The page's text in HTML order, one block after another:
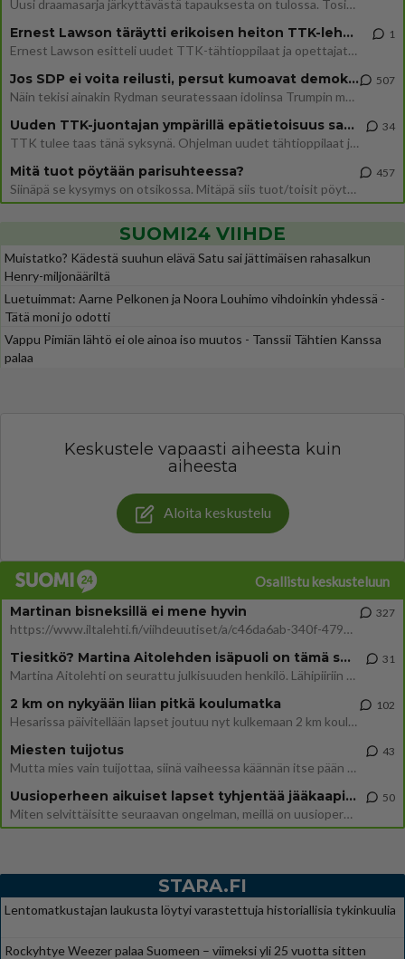
Uusi draamasarja järkyttävästä tapauksesta on tulossa. Tositapahtumiin perustuva sarja ammentaa vuoden 1986 Mikkelin pan
Ernest Lawson täräytti erikoisen heiton TTK-lehdistötilaisuudessa: " Onko tässä tarkoituksena...?"
Ernest Lawson esitteli uudet TTK-tähtioppilaat ja opettajat torstaina 6.8. lehdistölle. Tulevalla kaudella on yksi hausk
1
Jos SDP ei voita reilusti, persut kumoavat demokratian Suomesta
Näin tekisi ainakin Rydman seuratessaan idolinsa Trumpin mallia https://www.is.fi/politiikka/art-2000012187244.html
507
Uuden TTK-juontajan ympärillä epätietoisuus sakenee - Nyt MTV hämmentää soppaa
TTK tulee taas tänä syksynä. Ohjelman uudet tähtioppilaat julkistetaan torstaina 6. elokuuta klo 14 alkavassa lehdistö
34
Mitä tuot pöytään parisuhteessa?
Siinäpä se kysymys on otsikossa. Mitäpä siis tuot/toisit pöytään parisuhteessa? Oletko mies vai nainen? Koetko sen mitä
457
SUOMI24 VIIHDE
Muistatko? Kädestä suuhun elävä Satu sai jättimäisen rahasalkun
Henry-miljonääriltä
Luetuimmat: Aarne Pelkonen ja Noora Louhimo vihdoinkin yhdessä -
Tätä moni jo odotti
Vappu Pimiän lähtö ei ole ainoa iso muutos - Tanssii Tähtien Kanssa
palaa
Keskustele vapaasti aiheesta kuin
aiheesta
Aloita keskustelu
Osallistu keskusteluun
Martinan bisneksillä ei mene hyvin
https://www.iltalehti.fi/viihdeuutiset/a/c46da6ab-340f-4790-aaa7-0865eed2336 Yrityksen konkurssihakemus on tullut kärä
327
Tiesitkö? Martina Aitolehden isäpuoli on tämä suosittu laulaja
Martina Aitolehti on seurattu julkisuuden henkilö. Lähipiiriin mahtuu muitakin tunnettuja henkilöitä. Tiesitkö, että Ma
31
2 km on nykyään liian pitkä koulumatka
Hesarissa päivitellään lapset joutuu nyt kulkemaan 2 km kouluun jösses. Ruostefillarilla tuo matka menee vaikka miten äk
102
Miesten tuijotus
Mutta mies vain tuijottaa, siinä vaiheessa käännän itse pään pois. Mikä juttu? Yleensä jos joku tuijottaa tai katsoo, hä
43
Uusioperheen aikuiset lapset tyhjentää jääkaapin käydessään
Miten selvittäisitte seuraavan ongelman, meillä on uusioperhe, minulla teini-ikäiset lapset ja puolisolla aikuiset, jotk
50
STARA.FI
Lentomatkustajan laukusta löytyi varastettuja historiallisia tykinkuulia
Rockyhtye Weezer palaa Suomeen – viimeksi yli 25 vuotta sitten